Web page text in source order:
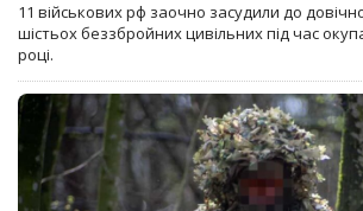
11 військових рф заочно засудили до
шістьох беззбройних цивільних під час
році.